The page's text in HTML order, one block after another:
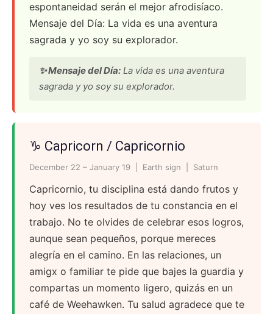
espontaneidad serán el mejor afrodisíaco.
Mensaje del Día: La vida es una aventura
sagrada y yo soy su explorador.
✨ Mensaje del Día: La vida es una aventura
sagrada y yo soy su explorador.
♑ Capricorn / Capricornio
December 22 – January 19 | Earth sign | Saturn
Capricornio, tu disciplina está dando frutos y
hoy ves los resultados de tu constancia en el
trabajo. No te olvides de celebrar esos logros,
aunque sean pequeños, porque mereces
alegría en el camino. En las relaciones, un
amigx o familiar te pide que bajes la guardia y
compartas un momento ligero, quizás en un
café de Weehawken. Tu salud agradece que te